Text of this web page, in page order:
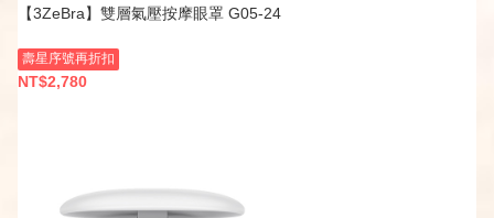
【3ZeBra】雙層氣壓按摩眼罩 G05-24
壽星序號再折扣
NT$2,780